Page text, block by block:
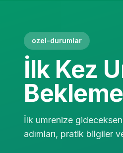
ozel-durumlar
İlk Kez
İlk umrenize
adımları, pratik bilgiler